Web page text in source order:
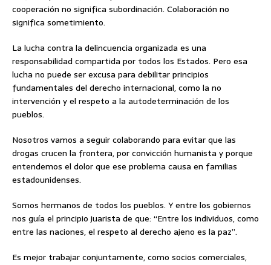
cooperación no significa subordinación. Colaboración no
significa sometimiento.
La lucha contra la delincuencia organizada es una
responsabilidad compartida por todos los Estados. Pero esa
lucha no puede ser excusa para debilitar principios
fundamentales del derecho internacional, como la no
intervención y el respeto a la autodeterminación de los
pueblos.
Nosotros vamos a seguir colaborando para evitar que las
drogas crucen la frontera, por convicción humanista y porque
entendemos el dolor que ese problema causa en familias
estadounidenses.
Somos hermanos de todos los pueblos. Y entre los gobiernos
nos guía el principio juarista de que: “Entre los individuos, como
entre las naciones, el respeto al derecho ajeno es la paz”.
Es mejor trabajar conjuntamente, como socios comerciales,